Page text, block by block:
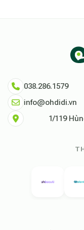
038.286.1579
info@ohdidi.vn
1/119